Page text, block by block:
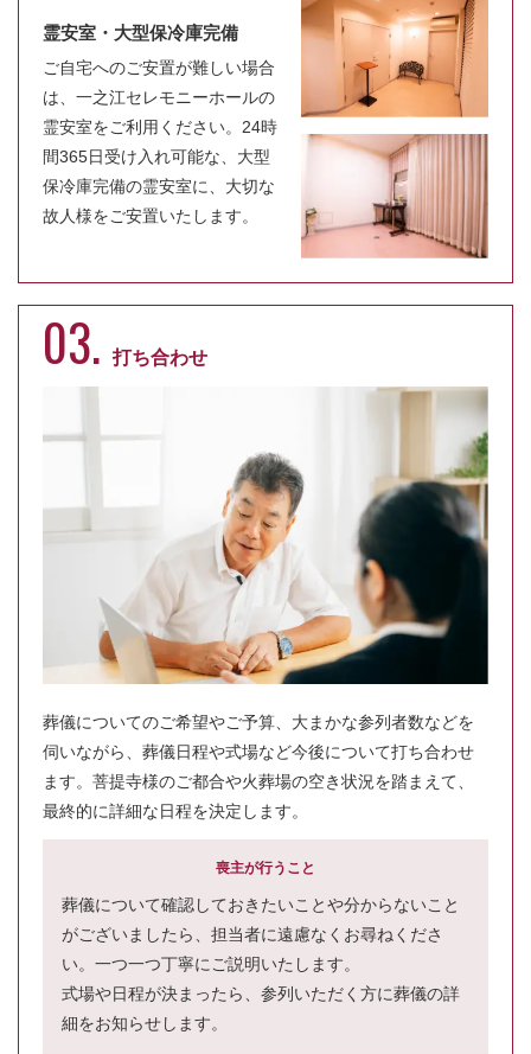
霊安室・大型保冷庫完備
ご自宅へのご安置が難しい場合
は、一之江セレモニーホールの
霊安室をご利用ください。24時
間365日受け入れ可能な、大型
保冷庫完備の霊安室に、大切な
故人様をご安置いたします。
03. 打ち合わせ
葬儀についてのご希望やご予算、大まかな参列者数などを
伺いながら、葬儀日程や式場など今後について打ち合わせ
ます。菩提寺様のご都合や火葬場の空き状況を踏まえて、
最終的に詳細な日程を決定します。
喪主が行うこと
葬儀について確認しておきたいことや分からないこと
がございましたら、担当者に遠慮なくお尋ねくださ
い。一つ一つ丁寧にご説明いたします。
式場や日程が決まったら、参列いただく方に葬儀の詳
細をお知らせします。